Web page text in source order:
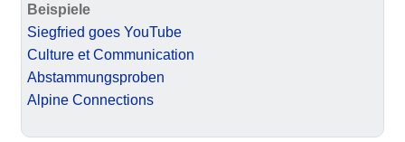
Beispiele
Siegfried goes YouTube
Culture et Communication
Abstammungsproben
Alpine Connections